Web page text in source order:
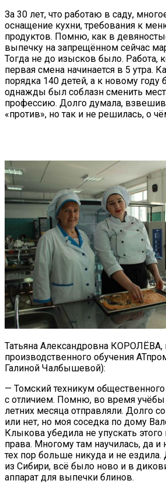
За 30 лет, что работаю в саду,
оснащение кухни, требования к
продуктов. Помню, как в
выпечку на запрещённом сейчас
Тогда не до изысков было. Работа,
первая смена начинается в 5
порядка 140 детей, а к новому
однажды был соблазн сменить
профессию. Долго думала,
«против», но так и не решилась, о
Татьяна Александровна КОРОЛЁВА,
производственного обучения
Галиной Чалбышевой):
— Томский техникум общественного
с отличием. Помню, во время учёбы
летних месяца отправляли. Долго
или нет, но моя соседка по дому
Клыкова убедила не упускать
права. Многому там научилась, да
тех пор больше никуда и не
из Сибири, всё было ново и в
аппарат для выпечки блинов.